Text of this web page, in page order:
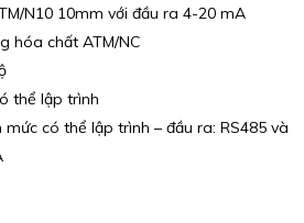
N10 10mm với đầu ra 4-20 mA
hóa chất ATM/NC
thể lập trình
mức có thể lập trình – đầu ra: RS485 và